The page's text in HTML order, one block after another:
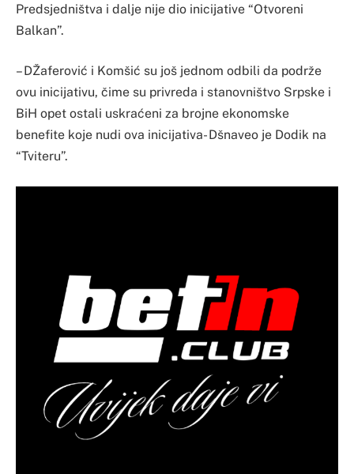
Predsjedništva i dalje nije dio inicijative “Otvoreni
Balkan”.
– DŽaferović i Komšić su još jednom odbili da podrže
ovu inicijativu, čime su privreda i stanovništvo Srpske i
BiH opet ostali uskraćeni za brojne ekonomske
benefite koje nudi ova inicijativa- Dšnaveo je Dodik na
“Tviteru”.